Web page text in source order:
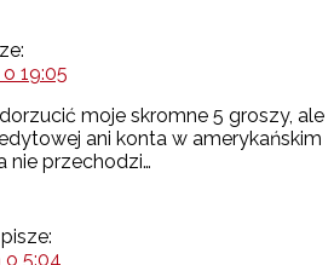
19:05
moje skromne 5 groszy, ale
ani konta w amerykańskim
nie przechodzi…
pisze:
o 5:04